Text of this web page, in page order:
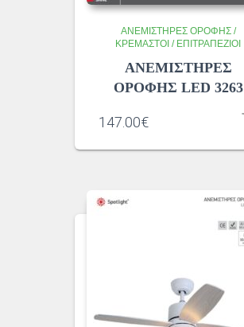
ΑΝΕΜΙΣΤΗΡΕΣ ΟΡΟΦΗΣ /
ΚΡΕΜΑΣΤΟΙ / ΕΠΙΤΡΑΠΕΖΙΟΙ
ΑΝΕΜΙΣΤΗΡΕΣ
ΟΡΟΦΗΣ LED 3263
147.00€